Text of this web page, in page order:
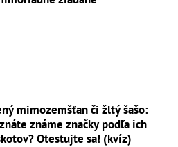
mimozemšťan či žltý šašo:
známe značky podľa ich
Otestujte sa! (kvíz)